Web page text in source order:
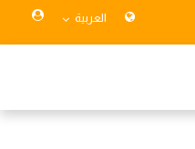
العربية